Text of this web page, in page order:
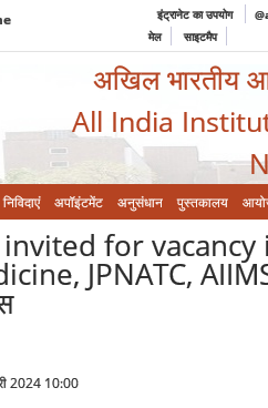
इंट्रानेट का उपयोग
मेल
साइटमैप
अखिल भारतीय
All India
निविदाएं अपॉइंटमेंट अनुसंधान पुस्तकालय
for
JPNATC, AIIMS/
2024 10:00